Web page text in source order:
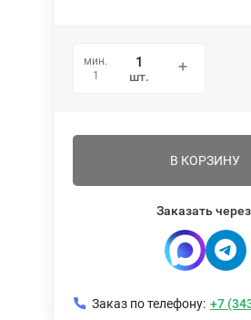
мин.
1
шт.
В КОРЗИНУ
Заказать
Заказ по телефону: +7